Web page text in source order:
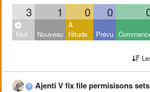
3 1 0 0
Tout Nouveau
À
l'étude
Prévu
Ajenti V fix file permisisons